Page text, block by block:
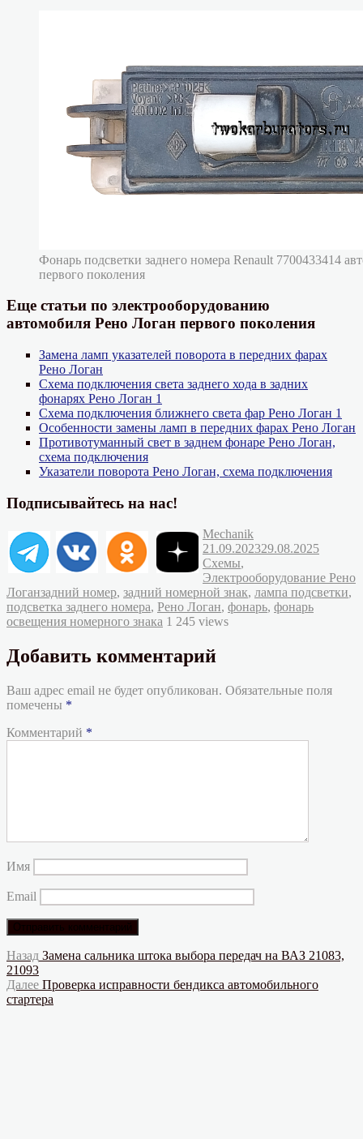
Фонарь подсветки заднего номера Renault 7700433414
первого поколения
Еще статьи по электрооборудованию
автомобиля Рено Логан первого поколения
Замена ламп указателей поворота в передних фарах
Рено Логан
Схема подключения света заднего хода в задних
фонарях Рено Логан 1
Схема подключения ближнего света фар Рено Логан 1
Особенности замены ламп в передних фарах Рено Логан
Противотуманный свет в заднем фонаре Рено Логан,
схема подключения
Указатели поворота Рено Логан, схема подключения
Подписывайтесь на нас!
Автор
MechanikОпубликовано
21.09.202329.08.2025
Схемы,
Электрооборудование Рено
ЛоганМетки
задний номер, задний номерной знак, лампа подсветки,
подсветка заднего номера, Рено Логан, фонарь, фонарь
освещения номерного знака 1 245 views
Добавить комментарий
Ваш адрес email не будет опубликован. Обязательные поля
помечены *
Комментарий *
Имя
Email
Навигация
по
записям
Назад Предыдущая
Замена сальника штока выбора передач на ВАЗ 21083,
21093
Далее Следующая
запись:
Проверка исправности бендикса автомобильного
стартера